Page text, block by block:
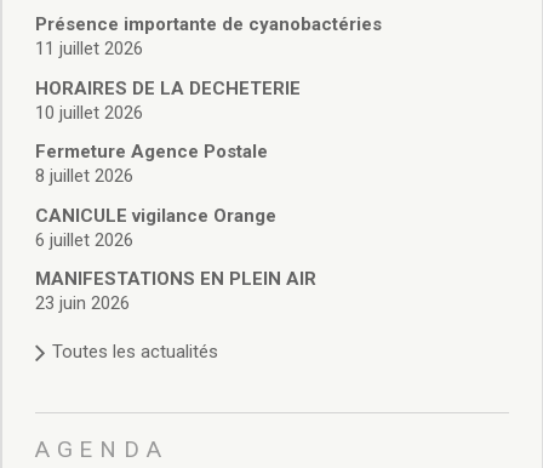
Services en ligne
Licences boissons
Cadastre
Actes d’état civil
Budget de Fonctionnement
Budget d’Investissement
Conseils municipaux
Règlement du conseil municipal
Délibérations 2025
Délibérations 2022
Présence importante de cyanobactéries
11 juillet 2026
HORAIRES DE LA DECHETERIE
10 juillet 2026
Fermeture Agence Postale
8 juillet 2026
CANICULE vigilance Orange
6 juillet 2026
MANIFESTATIONS EN PLEIN AIR
23 juin 2026
Toutes les actualités
AGENDA